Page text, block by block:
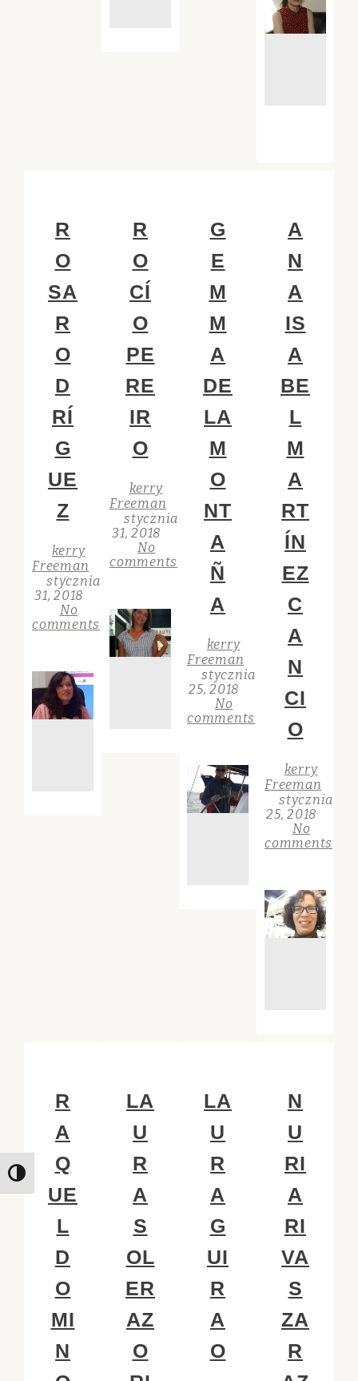
Toggle High Contrast
R
O
SA
R
O
D
RÍ
G
UE
Z
kerry
Freeman
stycznia
31, 2018
No
comments
R
O
CÍ
O
PE
RE
IR
O
kerry
Freeman
stycznia
31, 2018
No
comments
G
E
M
M
A
DE
LA
M
O
NT
A
Ñ
A
kerry
Freeman
stycznia
25, 2018
No
comments
A
N
A
IS
A
BE
L
M
A
RT
ÍN
EZ
C
A
N
CI
O
kerry
Freeman
stycznia
25, 2018
No
comments
R
A
Q
UE
L
D
O
MI
N
LA
U
R
A
S
OL
ER
AZ
O
LA
U
R
A
G
UI
R
A
O
N
U
RI
A
RI
VA
S
ZA
R